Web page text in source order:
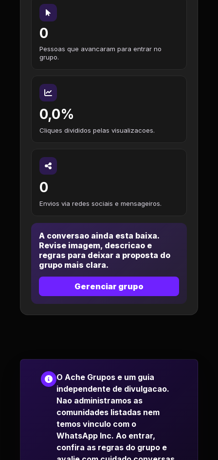
0
Pessoas que avancaram para entrar no
grupo.
0,0%
Cliques divididos pelas visualizacoes.
0
Envios via redes sociais e mensageiros.
A conversao ainda esta baixa.
Revise imagem, descricao e
regras para deixar a proposta do
grupo mais clara.
Gerenciar grupo
O Ache Grupos e um guia
independente de divulgacao.
Nao administramos as
comunidades listadas nem
temos vinculo com o
WhatsApp Inc. Ao entrar,
confira as regras do grupo e